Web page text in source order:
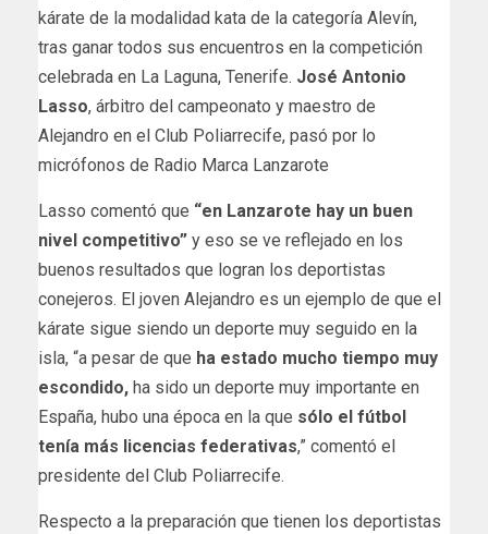
kárate de la modalidad kata de la categoría Alevín,
tras ganar todos sus encuentros en la competición
celebrada en La Laguna, Tenerife. José Antonio
Lasso, árbitro del campeonato y maestro de
Alejandro en el Club Poliarrecife, pasó por lo
micrófonos de Radio Marca Lanzarote
Lasso comentó que “en Lanzarote hay un buen
nivel competitivo” y eso se ve reflejado en los
buenos resultados que logran los deportistas
conejeros. El joven Alejandro es un ejemplo de que el
kárate sigue siendo un deporte muy seguido en la
isla, “a pesar de que ha estado mucho tiempo muy
escondido, ha sido un deporte muy importante en
España, hubo una época en la que sólo el fútbol
tenía más licencias federativas,” comentó el
presidente del Club Poliarrecife.
Respecto a la preparación que tienen los deportistas